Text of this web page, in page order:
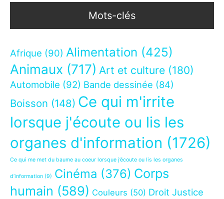
Mots-clés
Afrique (90) Alimentation (425)
Animaux (717) Art et culture (180)
Automobile (92) Bande dessinée (84)
Boisson (148) Ce qui m'irrite
lorsque j'écoute ou lis les
organes d'information (1726)
Ce qui me met du baume au coeur lorsque j’écoute ou lis les organes
d’information (9) Cinéma (376) Corps
humain (589) Couleurs (50) Droit Justice